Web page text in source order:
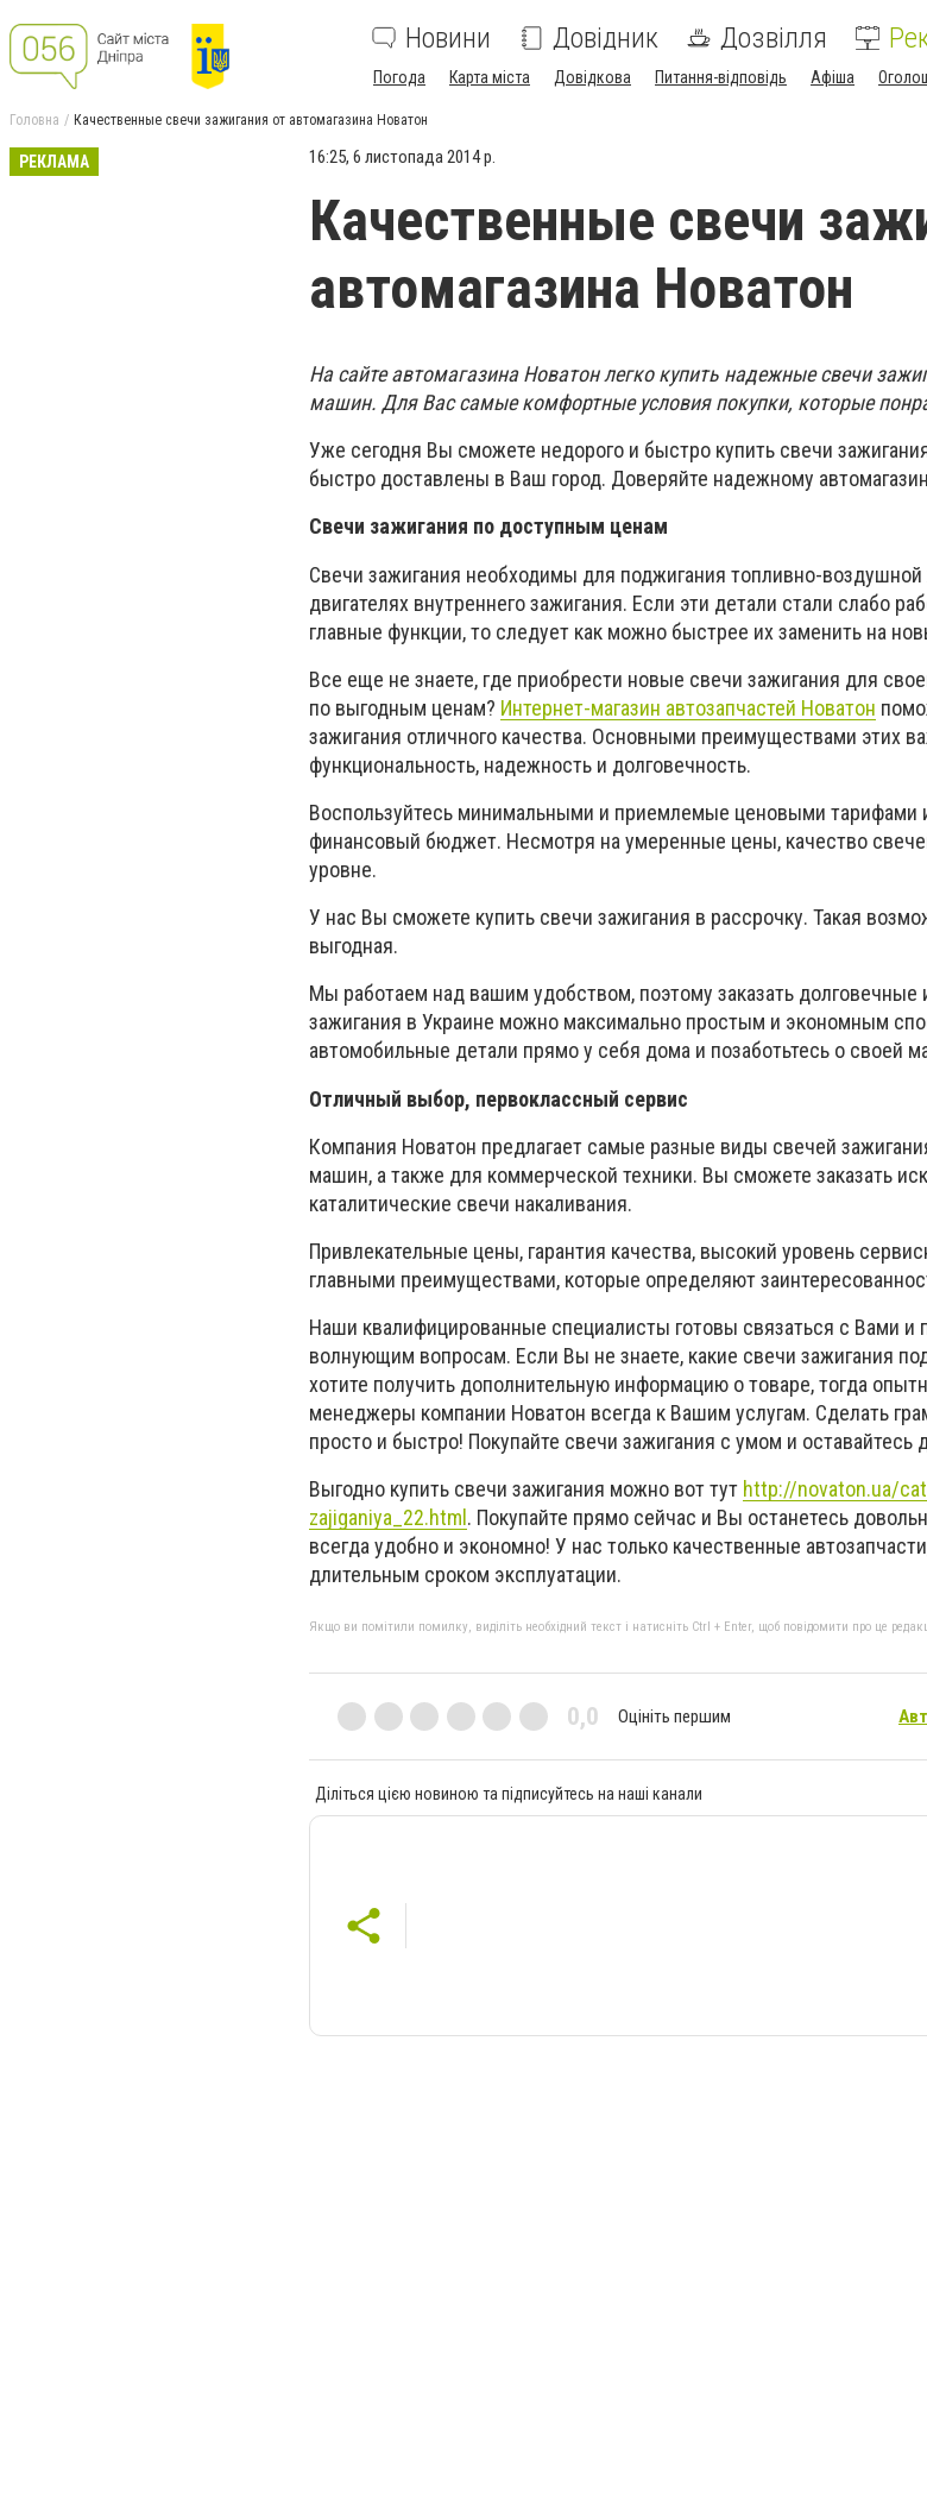
Новини Довідник Дозвілля
Погода Карта міста Довідкова Питання-відповідь Афіша
Головна Качественные свечи зажигания от автомагазина Новатон
РЕКЛАМА 16:25, 6 листопада 2014 р.
Качественные свечи
автомагазина Новатон
На сайте автомагазина Новатон легко купить надежные свечи
машин. Для Вас самые комфортные условия покупки, которые
Уже сегодня Вы сможете недорого и быстро купить свечи
быстро доставлены в Ваш город. Доверяйте надежному
Свечи зажигания по доступным ценам
Свечи зажигания необходимы для поджигания топливно-
двигателях внутреннего зажигания. Если эти детали стали слабо
главные функции, то следует как можно быстрее их заменить на
Все еще не знаете, где приобрести новые свечи зажигания для
по выгодным ценам? Интернет-магазин автозапчастей Новатон
зажигания отличного качества. Основными преимуществами этих
функциональность, надежность и долговечность.
Воспользуйтесь минимальными и приемлемые ценовыми тарифами
финансовый бюджет. Несмотря на умеренные цены, качество
уровне.
У нас Вы сможете купить свечи зажигания в рассрочку. Такая
выгодная.
Мы работаем над вашим удобством, поэтому заказать долговечные
зажигания в Украине можно максимально простым и экономным
автомобильные детали прямо у себя дома и позаботьтесь о своей
Отличный выбор, первоклассный сервис
Компания Новатон предлагает самые разные виды свечей
машин, а также для коммерческой техники. Вы сможете заказать
каталитические свечи накаливания.
Привлекательные цены, гарантия качества, высокий уровень
главными преимуществами, которые определяют
Наши квалифицированные специалисты готовы связаться с Вами и
волнующим вопросам. Если Вы не знаете, какие свечи зажигания
хотите получить дополнительную информацию о товаре, тогда
менеджеры компании Новатон всегда к Вашим услугам. Сделать
просто и быстро! Покупайте свечи зажигания с умом и оставайтесь
Выгодно купить свечи зажигания можно вот тут http://novaton.ua/
zajiganiya_22.html . Покупайте прямо сейчас и Вы останетесь
всегда удобно и экономно! У нас только качественные
длительным сроком эксплуатации.
Якщо ви помітили помилку, виділіть необхідний текст і натисніть Ctrl + Enter, щоб повідомити про це
0,0 Оцініть першим
Діліться цією новиною та підписуйтесь на наші канали